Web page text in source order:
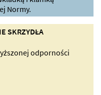
Normy.
SKRZYDŁA
odporności